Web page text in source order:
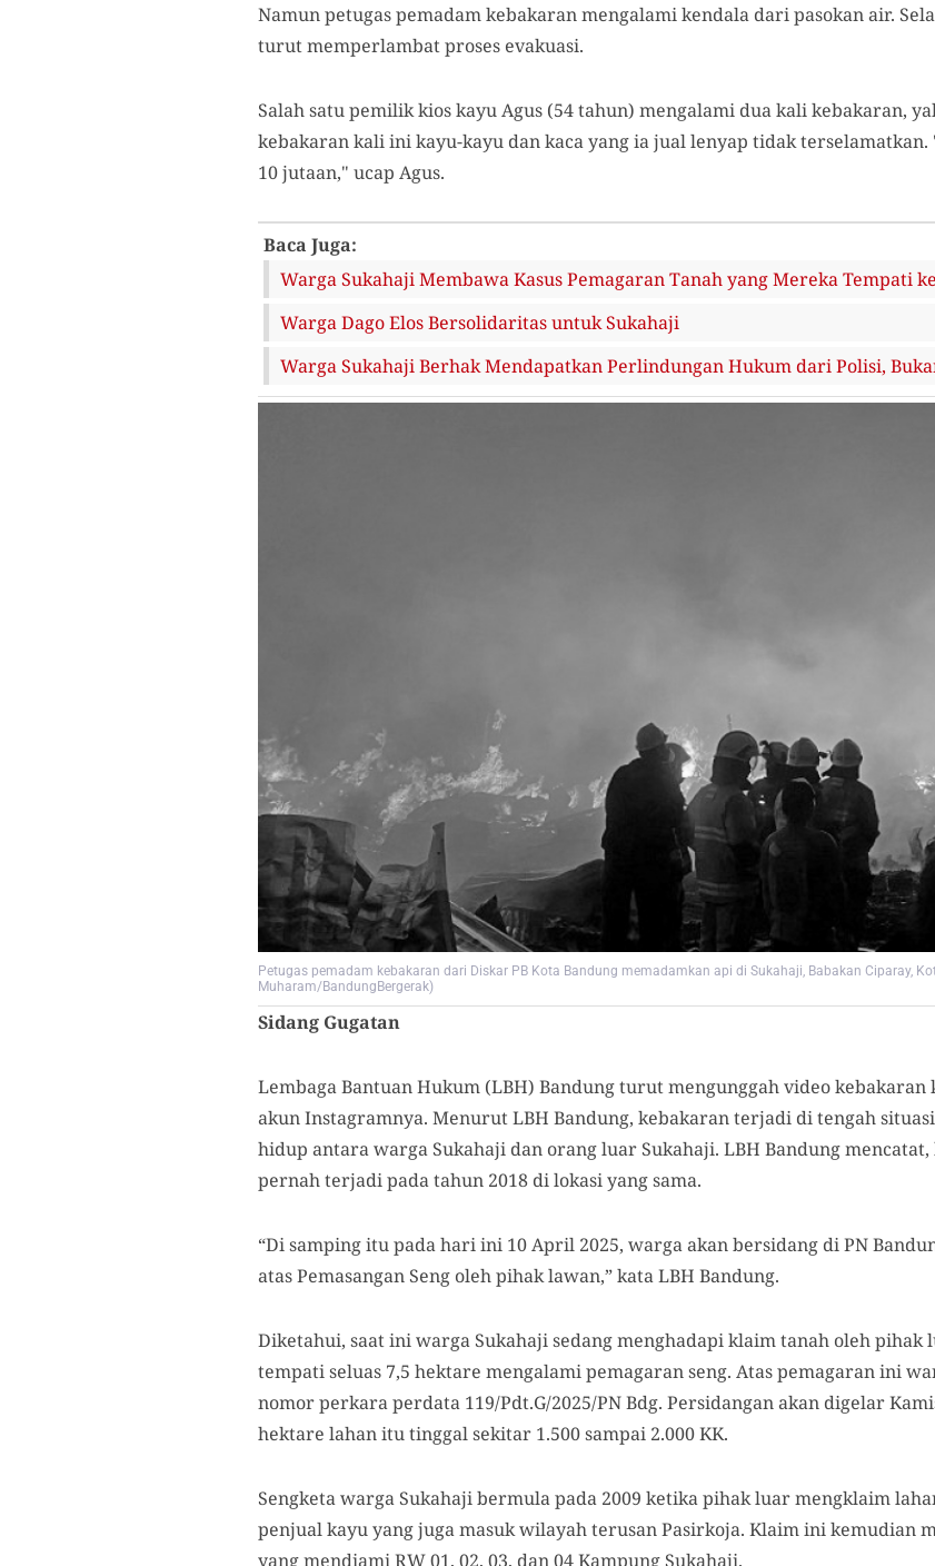
Namun petugas pemadam kebakaran mengalami kendala dari pasokan air.
turut memperlambat proses evakuasi.
Salah satu pemilik kios kayu Agus (54 tahun) mengalami dua kali kebakaran,
kebakaran kali ini kayu-kayu dan kaca yang ia jual lenyap tidak
10 jutaan," ucap Agus.
Baca Juga:
Warga Sukahaji Membawa Kasus Pemagaran Tanah yang Mereka Tempati
Warga Dago Elos Bersolidaritas untuk Sukahaji
Warga Sukahaji Berhak Mendapatkan Perlindungan Hukum dari Polisi,
Petugas pemadam kebakaran dari Diskar PB Kota Bandung memadamkan api di Sukahaji, Babakan Ciparay,
Muharam/BandungBergerak)
Sidang Gugatan
Lembaga Bantuan Hukum (LBH) Bandung turut mengunggah video
akun Instagramnya. Menurut LBH Bandung, kebakaran terjadi di tengah
hidup antara warga Sukahaji dan orang luar Sukahaji. LBH Bandung
pernah terjadi pada tahun 2018 di lokasi yang sama.
“Di samping itu pada hari ini 10 April 2025, warga akan bersidang di PN
atas Pemasangan Seng oleh pihak lawan,” kata LBH Bandung.
Diketahui, saat ini warga Sukahaji sedang menghadapi klaim tanah oleh pihak
tempati seluas 7,5 hektare mengalami pemagaran seng. Atas pemagaran ini
nomor perkara perdata 119/Pdt.G/2025/PN Bdg. Persidangan akan digelar
hektare lahan itu tinggal sekitar 1.500 sampai 2.000 KK.
Sengketa warga Sukahaji bermula pada 2009 ketika pihak luar mengklaim
penjual kayu yang juga masuk wilayah terusan Pasirkoja. Klaim ini kemudian
yang mendiami RW 01, 02, 03, dan 04 Kampung Sukahaji.